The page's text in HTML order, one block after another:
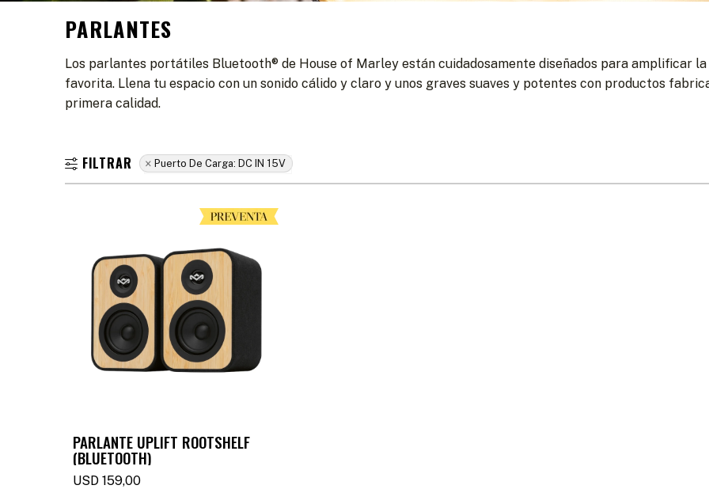
PARLANTES
Los parlantes portátiles Bluetooth® de House of Marley están cuidadosamente diseñados para amplificar
favorita. Llena tu espacio con un sonido cálido y claro y unos graves suaves y potentes con productos
primera calidad.
Puerto De Carga: DC IN 15V
PARLANTE UPLIFT ROOTSHELF
(BLUETOOTH)
USD 159,00